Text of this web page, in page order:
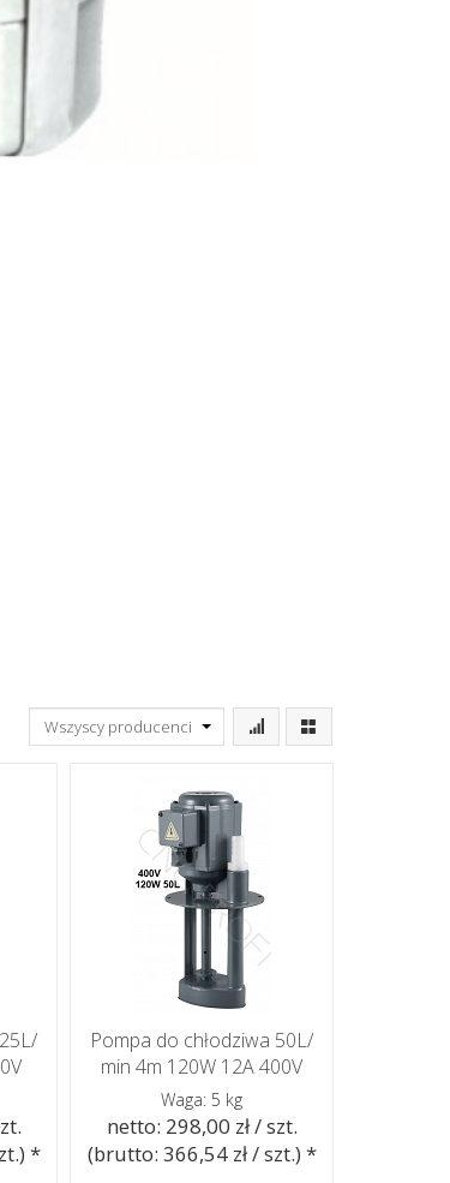
*
Pompa do chłodziwa 50L/
min 4m 120W 12A 400V
Waga: 5 kg
netto: 298,00 zł / szt.
(brutto: 366,54 zł / szt.) *